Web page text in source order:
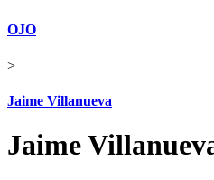
OJO
>
Jaime Villanueva
Jaime